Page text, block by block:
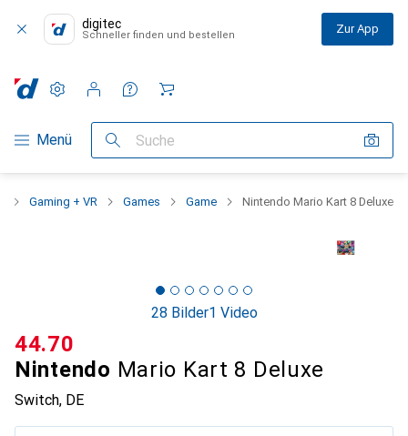
digitec
Schneller finden und bestellen Zur App
Navigation nach Kategorien
Menü Suche
Einstellungen
Kundenkonto
Vergleichslisten
Merklisten
Warenkorb
Gaming + VR Games Game Nintendo Mario Kart 8 Deluxe
28 Bilder1 Video
Nintendo Mario Kart 8 Deluxe
Switch, DE
CHF
44.70